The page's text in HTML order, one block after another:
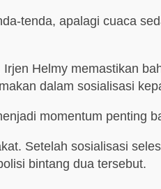
tenda, apalagi cuaca
Helmy memastikan
dalam sosialisasi
momentum penting
Setelah sosialisasi
bintang dua tersebut.